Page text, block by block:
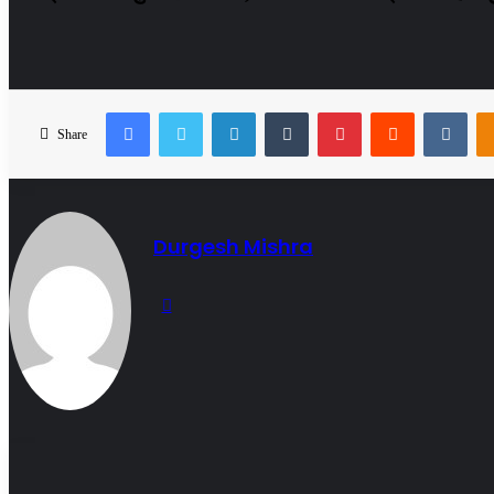
Share
FacebookTwitter LinkedInTumblrPinterestReddit
Durgesh Mishra
Website